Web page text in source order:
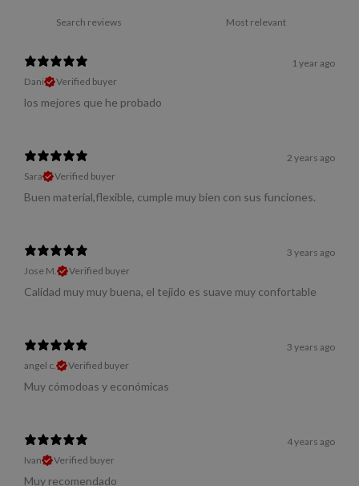
1 year ago
Dani
Verified buyer
los mejores que he probado
2 years ago
Sara
Verified buyer
Buen material,flexible, cumple muy bien con sus funciones.
3 years ago
Jose M.
Verified buyer
Calidad muy muy buena, el tejido es suave muy confortable
3 years ago
angel c.
Verified buyer
Muy cómodoas y económicas
4 years ago
Ivan
Verified buyer
Muy recomendado